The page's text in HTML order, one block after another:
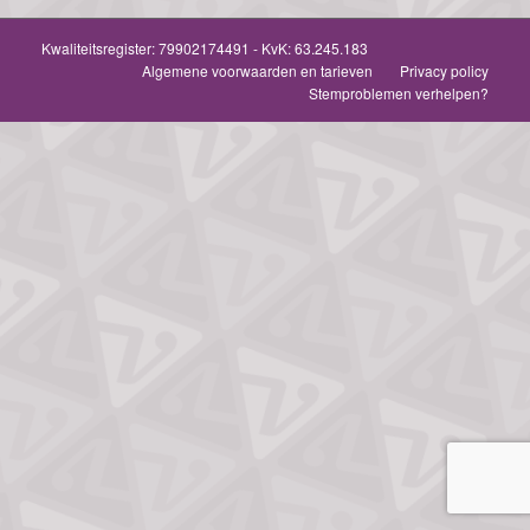
Kwaliteitsregister:79902174491 - KvK: 63.245.183
Algemene voorwaarden en tarieven
Privacy policy
Stemproblemen verhelpen?